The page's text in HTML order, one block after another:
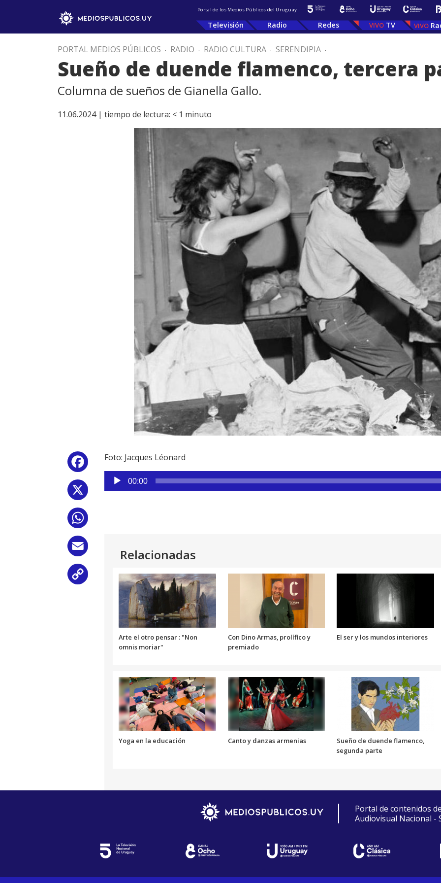
Portal de los Medios Públicos del Uruguay
Televisión Radio Redes TV
PORTAL MEDIOS PÚBLICOS . RADIO . RADIO CULTURA . SERENDIPIA .
Sueño de duende flamenco, tercera
Columna de sueños de Gianella Gallo.
11.06.2024 | tiempo de lectura: < 1 minuto
Facebook
Foto: Jacques Léonard
Reproductor
de
00:00
Relacionadas
Arte el otro pensar : "Non
omnis moriar"
Con Dino Armas, prolífico y
premiado
El ser y los mundos interiores
Yoga en la educación Canto y danzas armenias
Sueño de duende flamenco,
segunda parte
Portal de contenidos
Audiovisual Nacional -